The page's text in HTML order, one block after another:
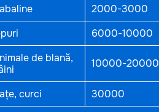
2000-3000
6000-10000
de blană,
10000-20000
curci 30000